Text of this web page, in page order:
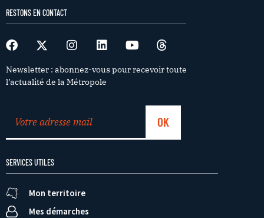
RESTONS EN CONTACT
Newsletter : abonnez-vous pour recevoir toute
l’actualité de la Métropole
SERVICES UTILES
Mon territoire
Mes démarches